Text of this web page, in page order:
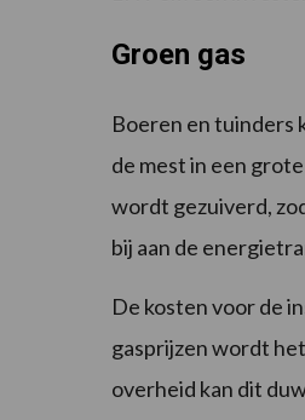
Groen gas
Boeren en tuinders
de mest in een
wordt gezuiverd,
bij aan de
De kosten voor de
gasprijzen wordt
overheid kan dit